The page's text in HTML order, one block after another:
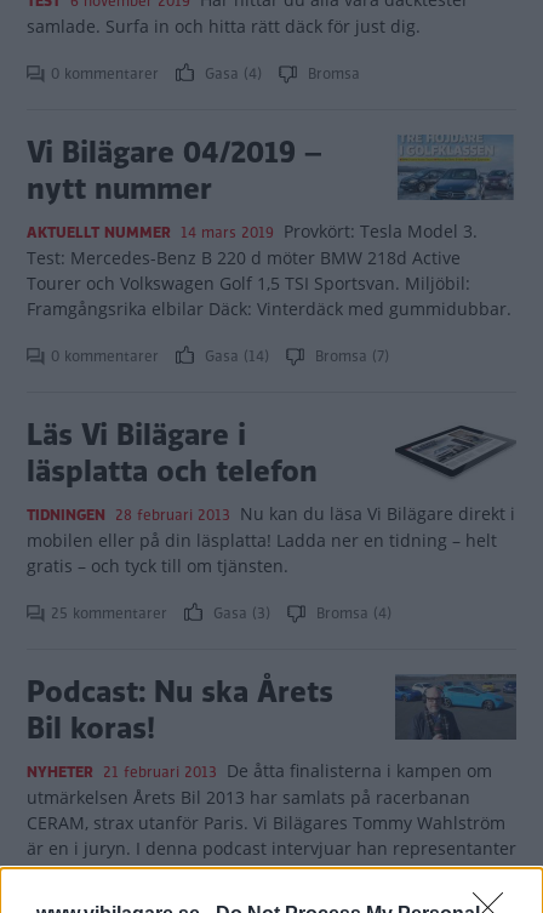
samlade. Surfa in och hitta rätt däck för just dig.
0 kommentarer Gasa (4) Bromsa
Vi Bilägare 04/2019 –
nytt nummer
AKTUELLT NUMMER 14 mars 2019 Provkört: Tesla Model 3.
Test: Mercedes-Benz B 220 d möter BMW 218d Active
Tourer och Volkswagen Golf 1,5 TSI Sportsvan. Miljöbil:
Framgångsrika elbilar Däck: Vinterdäck med gummidubbar.
0 kommentarer Gasa (14) Bromsa (7)
Läs Vi Bilägare i
läsplatta och telefon
TIDNINGEN 28 februari 2013 Nu kan du läsa Vi Bilägare direkt i
mobilen eller på din läsplatta! Ladda ner en tidning – helt
gratis – och tyck till om tjänsten.
25 kommentarer Gasa (3) Bromsa (4)
Podcast: Nu ska Årets
Bil koras!
NYHETER 21 februari 2013 De åtta finalisterna i kampen om
utmärkelsen Årets Bil 2013 har samlats på racerbanan
CERAM, strax utanför Paris. Vi Bilägares Tommy Wahlström
är en i juryn. I denna podcast intervjuar han representanter
från biltillverkare och Årets Bils president Håkan Matson
om vilka krav som ställs på en bil för att den ska bli "Årets